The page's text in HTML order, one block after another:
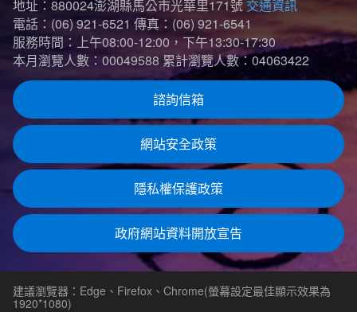
地址：880024澎湖縣馬公市光華里171號 交通資訊
電話：(06) 921-6521 傳真：(06) 921-6541
服務時間：上午08:00-12:00，下午13:30-17:30
本月瀏覽人數：00049588 累計瀏覽人數：04063422
諮詢信箱
網站安全政策
隱私權保護政策
政府網站資料開放宣告
建議瀏覽器：Edge、Firefox、Chrome(螢幕設定最佳顯示效果為
1920*1080)